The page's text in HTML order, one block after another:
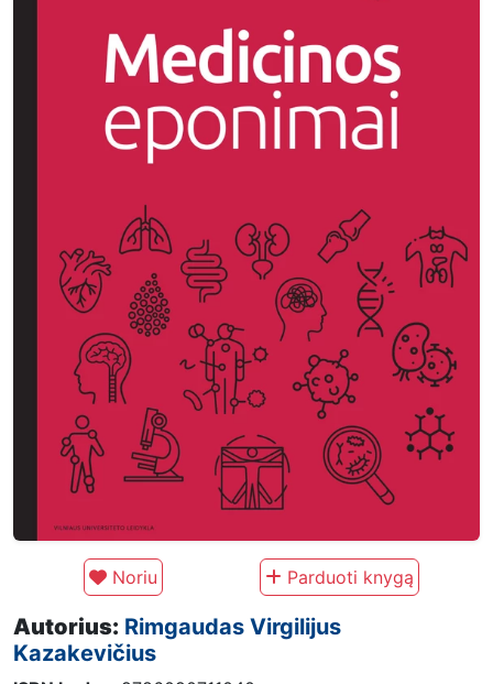
Noriu Parduoti knygą
Autorius: Rimgaudas Virgilijus
Kazakevičius